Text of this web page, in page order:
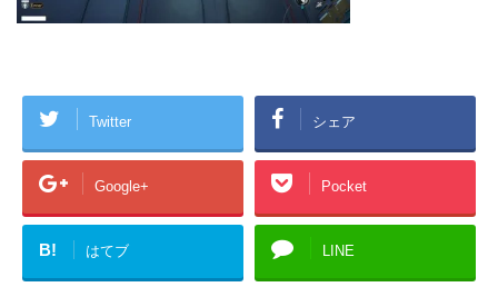
Twitter シェア
Google+ Pocket
B! はてブ LINE